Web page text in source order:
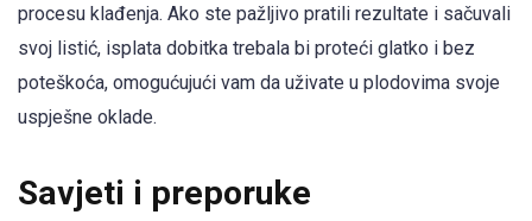
procesu klađenja. Ako ste pažljivo pratili rezultate i sačuvali
svoj listić, isplata dobitka trebala bi proteći glatko i bez
poteškoća, omogućujući vam da uživate u plodovima svoje
uspješne oklade.
Savjeti i preporuke